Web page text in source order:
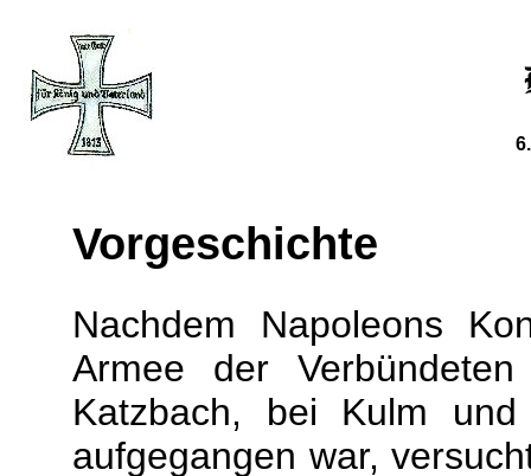
Vorgeschichte
Nachdem Napoleons
Armee der
Katzbach, bei Kulm
aufgegangen war,